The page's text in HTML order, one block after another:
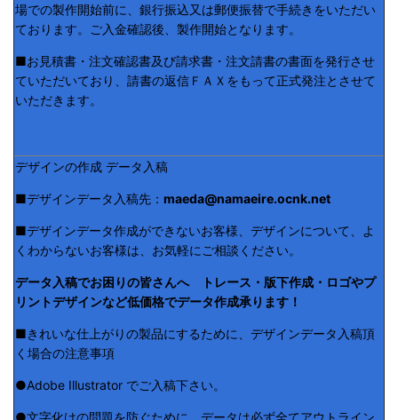
場での製作開始前に、銀行振込又は郵便振替で手続きをいただい
ております。ご入金確認後、製作開始となります。
■お見積書・注文確認書及び請求書・注文請書の書面を発行させ
ていただいており、請書の返信ＦＡＸをもって正式発注とさせて
いただきます。
デザインの作成 データ入稿
■デザインデータ入稿先： maeda@namaeire.ocnk.net
■デザインデータ作成ができないお客様、デザインについて、よ
くわからないお客様は、お気軽にご相談ください。
データ入稿でお困りの皆さんへ トレース・版下作成・ロゴやプ
リントデザインなど低価格でデータ作成承ります！
■きれいな仕上がりの製品にするために、デザインデータ入稿頂
く場合の注意事項
●Adobe Illustrator でご入稿下さい。
●文字化けの問題を防ぐために、データは必ず全てアウトライン